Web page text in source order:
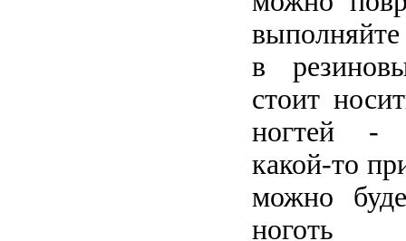
в
стоит
ногтей -
какой-то
можно
ноготь